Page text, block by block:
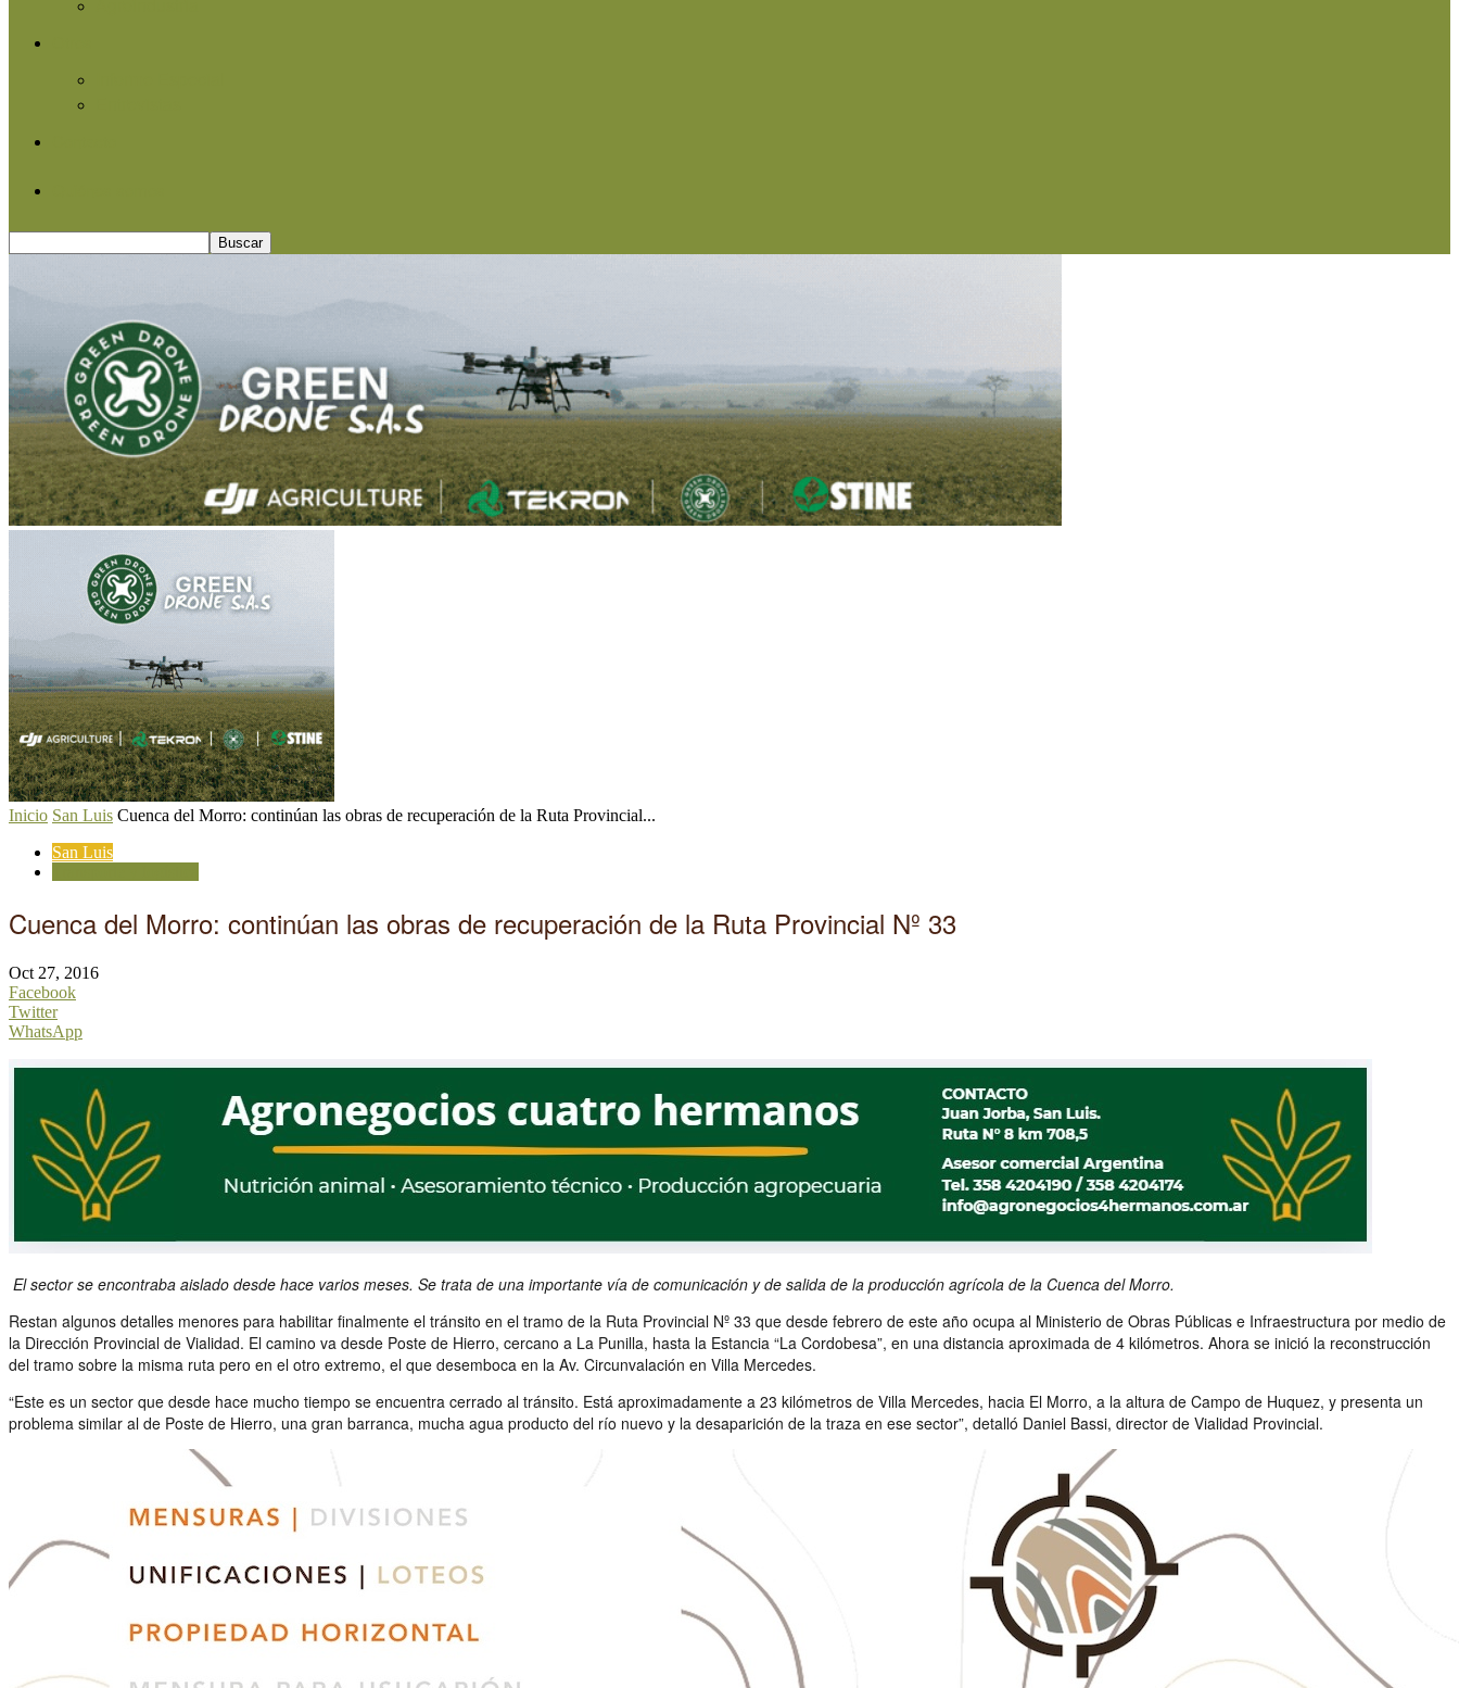
Inicio San Luis Cuenca del Morro: continúan las obras de recuperación de la Ruta Provincial...
San Luis
Cuenca del Morro: continúan las obras de recuperación de la Ruta Provincial Nº 33
Oct 27, 2016
Facebook
Twitter
WhatsApp
El sector se encontraba aislado desde hace varios meses. Se trata de una importante vía de comunicación y de salida de la producción agrícola de la Cuenca del Morro.
Restan algunos detalles menores para habilitar finalmente el tránsito en el tramo de la Ruta Provincial Nº 33 que desde febrero de este año ocupa al Ministerio de Obras Públicas e Infraestructura por medio de
la Dirección Provincial de Vialidad. El camino va desde Poste de Hierro, cercano a La Punilla, hasta la Estancia “La Cordobesa”, en una distancia aproximada de 4 kilómetros. Ahora se inició la reconstrucción
del tramo sobre la misma ruta pero en el otro extremo, el que desemboca en la Av. Circunvalación en Villa Mercedes.
“Este es un sector que desde hace mucho tiempo se encuentra cerrado al tránsito. Está aproximadamente a 23 kilómetros de Villa Mercedes, hacia El Morro, a la altura de Campo de Huquez, y presenta un
problema similar al de Poste de Hierro, una gran barranca, mucha agua producto del río nuevo y la desaparición de la traza en ese sector”, detalló Daniel Bassi, director de Vialidad Provincial.